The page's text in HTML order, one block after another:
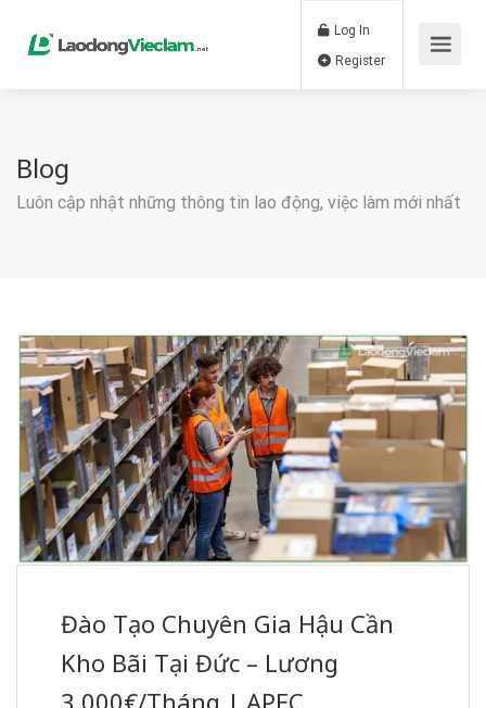
Log In
Blog
Luôn cập nhật những thông tin lao động, việc làm mới nhất
Đào Tạo Chuyên Gia Hậu Cần
Kho Bãi Tại Đức – Lương
3.000€/Tháng | APEC